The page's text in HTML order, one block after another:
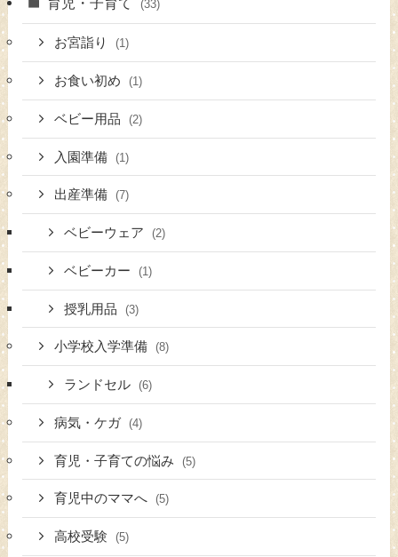
(33)
お宮詣り (1)
お食い初め (1)
ベビー用品 (2)
入園準備 (1)
出産準備 (7)
ベビーウェア (2)
ベビーカー (1)
授乳用品 (3)
小学校入学準備 (8)
ランドセル (6)
病気・ケガ (4)
育児・子育ての悩み (5)
育児中のママへ (5)
高校受験 (5)